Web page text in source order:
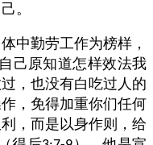
。
中勤劳工作为榜样，
己原知道怎样效法我
，也没有白吃过人的
，免得加重你们任何
，而是以身作则，给